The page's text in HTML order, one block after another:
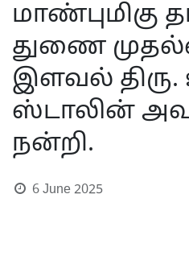
மாண்புமிகு
துணை
இளவல் திரு.
ஸ்டாலின்
நன்றி.
6 June 2025